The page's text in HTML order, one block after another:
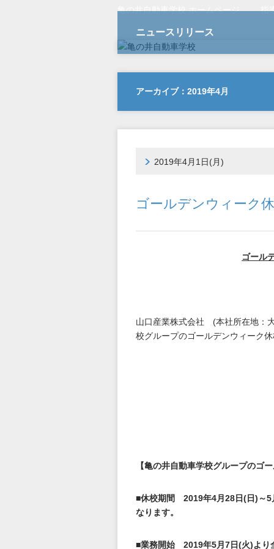
亀の井自動車学校 ホームページ 指
ニュースリリース
アーカイブ：2019年4月
2019年4月1日(月)
ゴールデンウィーク
ゴール
山口産業株式会社 (本社所在地：
校グループのゴールデンウィーク
【亀の井自動車学校グループのゴ
■休校期間 2019年4月28日(日) ～5
なります。
■業務開始 2019年5月7日(火)より